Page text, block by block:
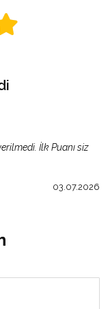
İlk Puanı siz
03.07.2026